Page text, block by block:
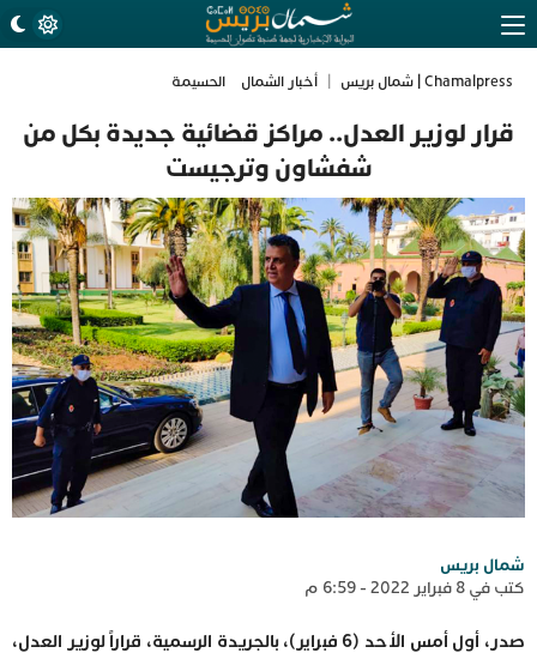
Chamalpress | شمال بريس أخبار الشمال الحسيمة
قرار لوزير العدل.. مراكز قضائية جديدة بكل من
شفشاون وترجيست
شمال بريس
كتب في 8 فبراير 2022 - 6:59 م
صدر، أول أمس الأحد (6 فبراير)، بالجريدة الرسمية، قراراً لوزير العدل،